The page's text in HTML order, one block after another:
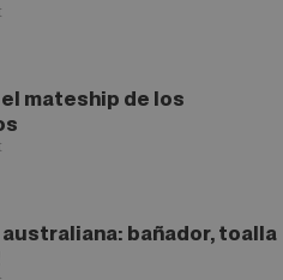
el mateship de los
australiana: bañador, toalla